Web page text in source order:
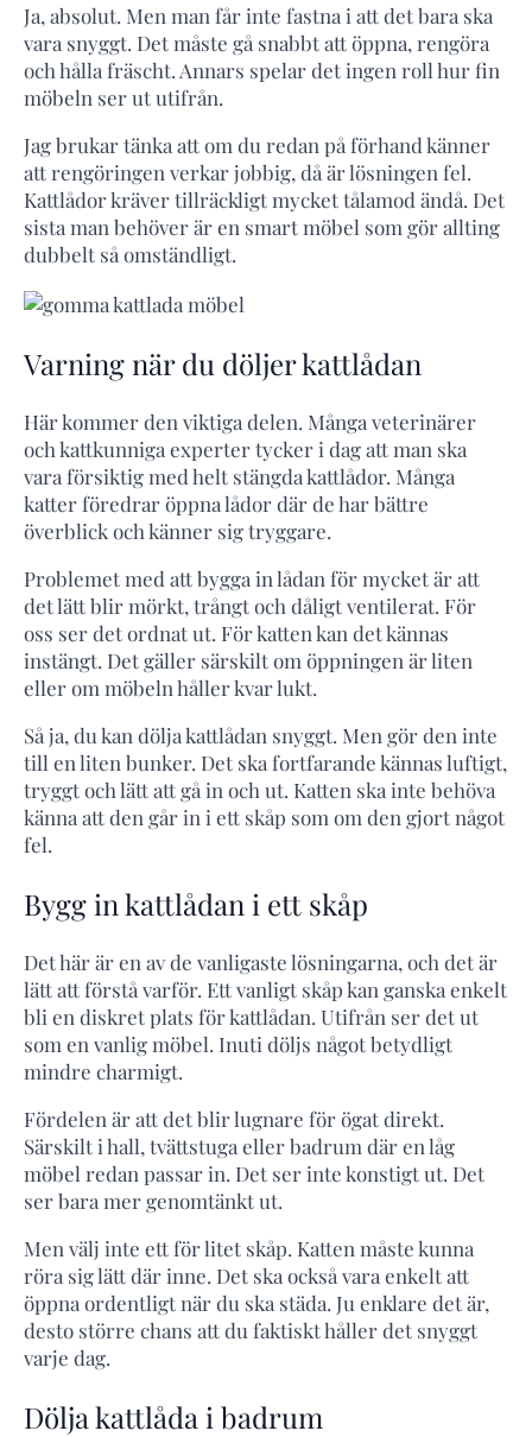
Ja, absolut. Men man får inte fastna i att det bara ska
vara snyggt. Det måste gå snabbt att öppna, rengöra
och hålla fräscht. Annars spelar det ingen roll hur fin
möbeln ser ut utifrån.
Jag brukar tänka att om du redan på förhand känner
att rengöringen verkar jobbig, då är lösningen fel.
Kattlådor kräver tillräckligt mycket tålamod ändå. Det
sista man behöver är en smart möbel som gör allting
dubbelt så omständligt.
Varning när du döljer kattlådan
Här kommer den viktiga delen. Många veterinärer
och kattkunniga experter tycker i dag att man ska
vara försiktig med helt stängda kattlådor. Många
katter föredrar öppna lådor där de har bättre
överblick och känner sig tryggare.
Problemet med att bygga in lådan för mycket är att
det lätt blir mörkt, trångt och dåligt ventilerat. För
oss ser det ordnat ut. För katten kan det kännas
instängt. Det gäller särskilt om öppningen är liten
eller om möbeln håller kvar lukt.
Så ja, du kan dölja kattlådan snyggt. Men gör den inte
till en liten bunker. Det ska fortfarande kännas luftigt,
tryggt och lätt att gå in och ut. Katten ska inte behöva
känna att den går in i ett skåp som om den gjort något
fel.
Bygg in kattlådan i ett skåp
Det här är en av de vanligaste lösningarna, och det är
lätt att förstå varför. Ett vanligt skåp kan ganska enkelt
bli en diskret plats för kattlådan. Utifrån ser det ut
som en vanlig möbel. Inuti döljs något betydligt
mindre charmigt.
Fördelen är att det blir lugnare för ögat direkt.
Särskilt i hall, tvättstuga eller badrum där en låg
möbel redan passar in. Det ser inte konstigt ut. Det
ser bara mer genomtänkt ut.
Men välj inte ett för litet skåp. Katten måste kunna
röra sig lätt där inne. Det ska också vara enkelt att
öppna ordentligt när du ska städa. Ju enklare det är,
desto större chans att du faktiskt håller det snyggt
varje dag.
Dölja kattlåda i badrum